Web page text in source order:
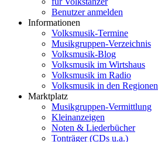
Benutzer anmelden
Informationen
Volksmusik-Termine
Musikgruppen-Verzeichnis
Volksmusik-Blog
Volksmusik im Wirtshaus
Volksmusik im Radio
Volksmusik in den Regionen
Marktplatz
Musikgruppen-Vermittlung
Kleinanzeigen
Noten & Liederbücher
Tonträger (CDs u.a.)